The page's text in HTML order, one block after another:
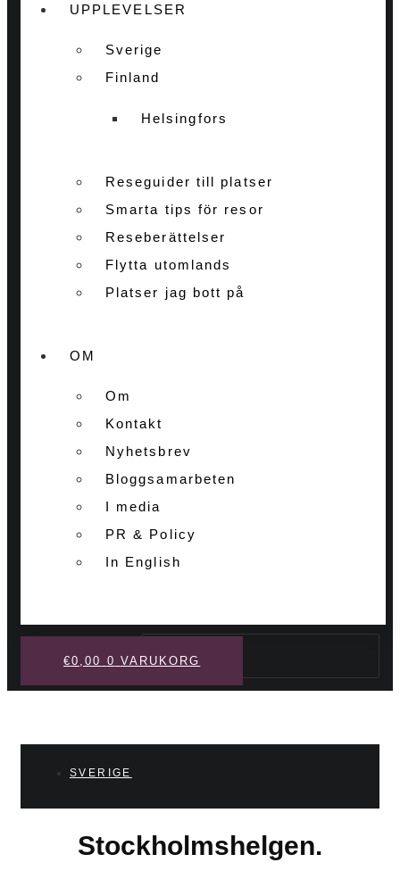
UPPLEVELSER
Sverige
Finland
Helsingfors
Reseguider till platser
Smarta tips för resor
Reseberättelser
Flytta utomlands
Platser jag bott på
OM
Om
Kontakt
Nyhetsbrev
Bloggsamarbeten
I media
PR & Policy
In English
Sök
€0,00 0 VARUKORG
SVERIGE
Stockholmshelgen.